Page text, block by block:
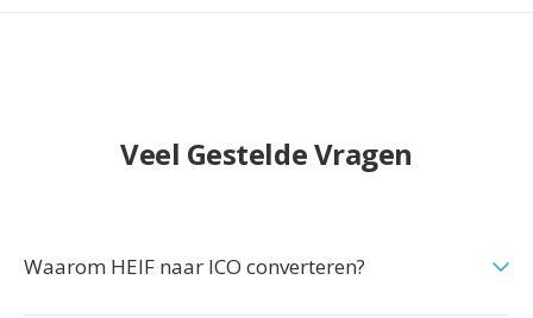
Veel Gestelde Vragen
Waarom HEIF naar ICO converteren?